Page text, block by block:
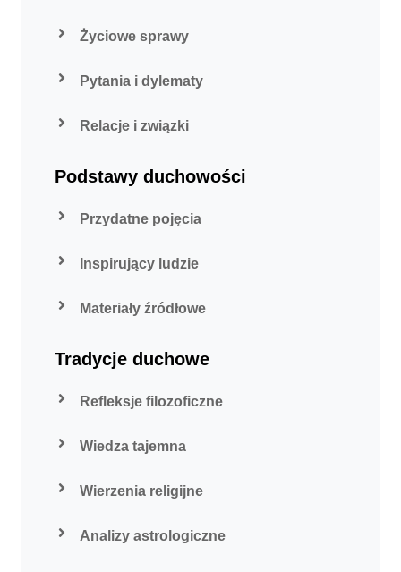
Życiowe sprawy
Pytania i dylematy
Relacje i związki
Podstawy duchowości
Przydatne pojęcia
Inspirujący ludzie
Materiały źródłowe
Tradycje duchowe
Refleksje filozoficzne
Wiedza tajemna
Wierzenia religijne
Analizy astrologiczne